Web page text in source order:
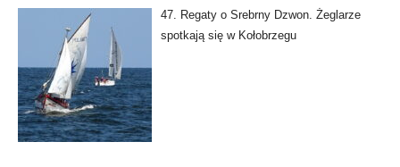
47. Regaty o Srebrny Dzwon. Żeglarze
spotkają się w Kołobrzegu